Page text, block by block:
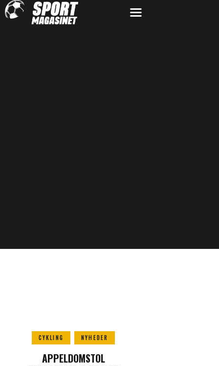
CYKLING NYHEDER
APPELDOMSTOL